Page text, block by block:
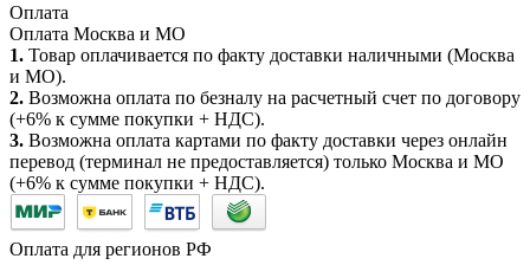
Оплата
Оплата Москва и МО
1. Товар оплачивается по факту доставки наличными (Москва
и МО).
2. Возможна оплата по безналу на расчетный счет по договору
(+6% к сумме покупки + НДС).
3. Возможна оплата картами по факту доставки через онлайн
перевод (терминал не предоставляется) только Москва и МО
(+6% к сумме покупки + НДС).
Оплата для регионов РФ